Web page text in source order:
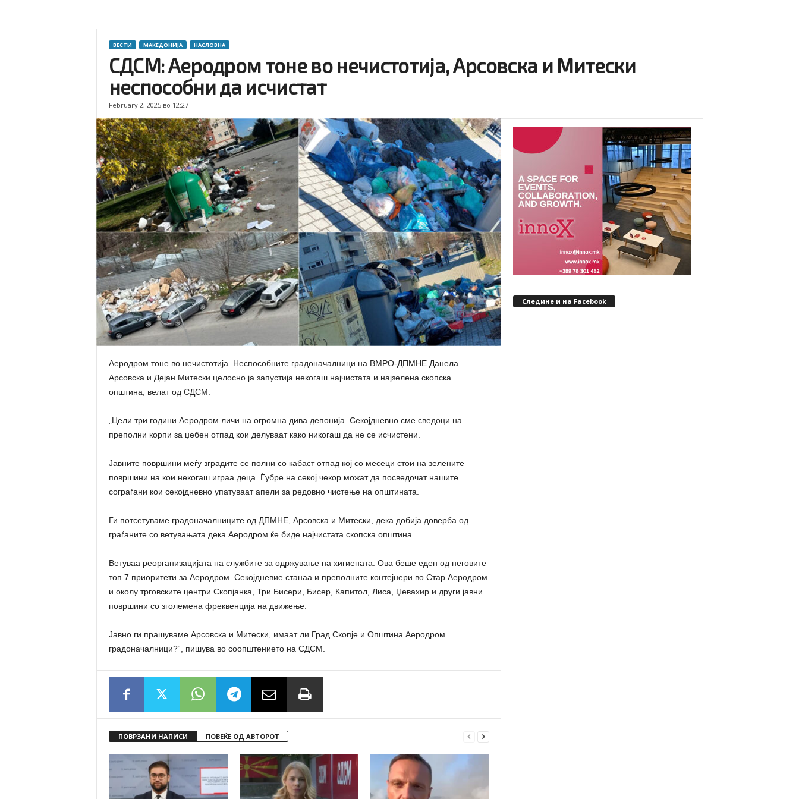
ВЕСТИ МАКЕДОНИЈА НАСЛОВНА
СДСМ: Аеродром тоне во нечистотија, Арсовска и Митески
неспособни да исчистат
February 2, 2025 во 12:27
Аеродром тоне во нечистотија. Неспособните градоначалници на ВМРО-ДПМНЕ Данела
Арсовска и Дејан Митески целосно ја запустија некогаш најчистата и најзелена скопска
општина, велат од СДСМ.
„Цели три години Аеродром личи на огромна дива депонија. Секојдневно сме сведоци на
преполни корпи за џебен отпад кои делуваат како никогаш да не се исчистени.
Јавните површини меѓу зградите се полни со кабаст отпад кој со месеци стои на зелените
површини на кои некогаш играа деца. Ѓубре на секој чекор можат да посведочат нашите
сограѓани кои секојдневно упатуваат апели за редовно чистење на општината.
Ги потсетуваме градоначалниците од ДПМНЕ, Арсовска и Митески, дека добија доверба од
граѓаните со ветувањата дека Аеродром ќе биде најчистата скопска општина.
Ветуваа реорганизацијата на службите за одржување на хигиената. Ова беше еден од неговите
топ 7 приоритети за Аеродром. Секојдневие станаа и преполните контејнери во Стар Аеродром
и околу трговските центри Скопјанка, Три Бисери, Бисер, Капитол, Лиса, Џевахир и други јавни
површини со зголемена фреквенција на движење.
Јавно ги прашуваме Арсовска и Митески, имаат ли Град Скопје и Општина Аеродром
градоначалници?“, пишува во соопштението на СДСМ.
ПОВРЗАНИ НАПИСИ ПОВЕЌЕ ОД АВТОРОТ
Следине и на Facebook